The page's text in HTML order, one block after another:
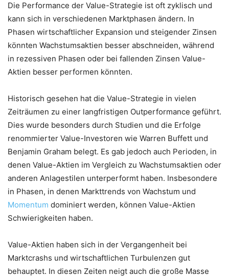
Die Performance der Value-Strategie ist oft zyklisch und
kann sich in verschiedenen Marktphasen ändern. In
Phasen wirtschaftlicher Expansion und steigender Zinsen
könnten Wachstumsaktien besser abschneiden, während
in rezessiven Phasen oder bei fallenden Zinsen Value-
Aktien besser performen könnten.
Historisch gesehen hat die Value-Strategie in vielen
Zeiträumen zu einer langfristigen Outperformance geführt.
Dies wurde besonders durch Studien und die Erfolge
renommierter Value-Investoren wie Warren Buffett und
Benjamin Graham belegt. Es gab jedoch auch Perioden, in
denen Value-Aktien im Vergleich zu Wachstumsaktien oder
anderen Anlagestilen unterperformt haben. Insbesondere
in Phasen, in denen Markttrends von Wachstum und
Momentum dominiert werden, können Value-Aktien
Schwierigkeiten haben.
Value-Aktien haben sich in der Vergangenheit bei
Marktcrashs und wirtschaftlichen Turbulenzen gut
behauptet. In diesen Zeiten neigt auch die große Masse